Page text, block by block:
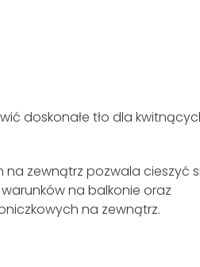
doskonałe tło dla
zewnątrz pozwala cieszyć
na balkonie oraz
na zewnątrz.